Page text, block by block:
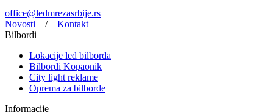
office@ledmrezasrbije.rs
Novosti / Kontakt
Bilbordi
Lokacije led bilborda
Bilbordi Kopaonik
City light reklame
Oprema za bilborde
Informacije